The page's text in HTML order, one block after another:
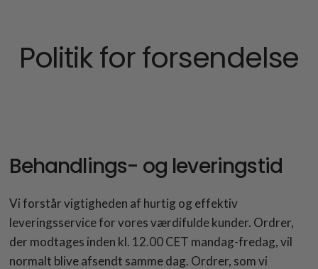
Politik for forsendelse
Behandlings- og leveringstid
Vi forstår vigtigheden af hurtig og effektiv
leveringsservice for vores værdifulde kunder. Ordrer,
der modtages inden kl. 12.00 CET mandag-fredag, vil
normalt blive afsendt samme dag. Ordrer, som vi